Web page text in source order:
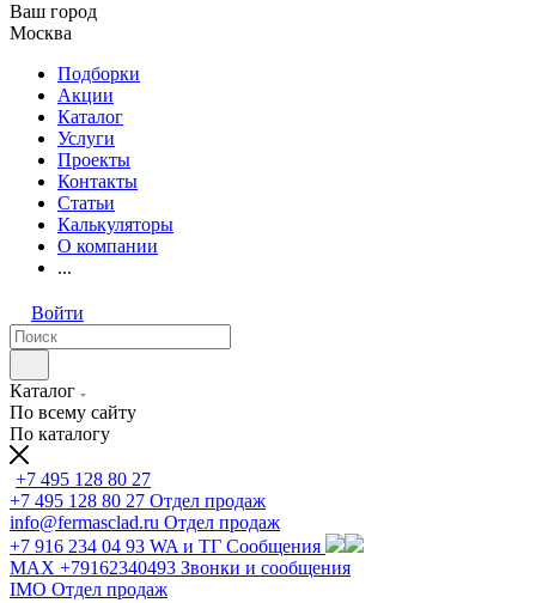
Ваш город
Москва
Подборки
Акции
Каталог
Услуги
Проекты
Контакты
Статьи
Калькуляторы
О компании
...
Войти
Каталог
По всему сайту
По каталогу
+7 495 128 80 27
+7 495 128 80 27 Отдел продаж
info@fermasclad.ru Отдел продаж
+7 916 234 04 93 WA и ТГ Сообщения
MAX +79162340493 Звонки и сообщения
IMO Отдел продаж